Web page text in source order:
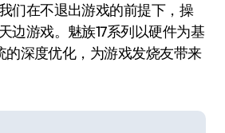
们在不退出游戏的前提下，操
边游戏。魅族17系列以硬件为基
的深度优化，为游戏发烧友带来